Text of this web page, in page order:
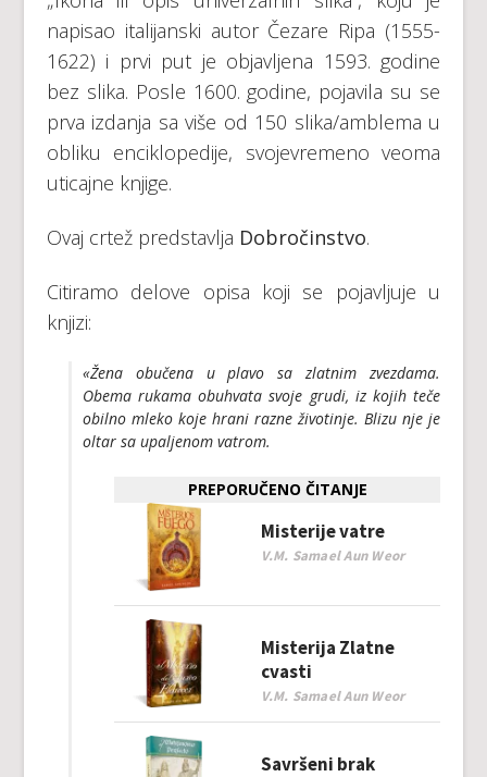
napisao italijanski autor Čezare Ripa (1555-
1622) i prvi put je objavljena 1593. godine
bez slika. Posle 1600. godine, pojavila su se
prva izdanja sa više od 150 slika/amblema u
obliku enciklopedije, svojevremeno veoma
uticajne knjige.
Ovaj crtež predstavlja Dobročinstvo.
Citiramo delove opisa koji se pojavljuje u
knjizi:
«Žena obučena u plavo sa zlatnim zvezdama.
Obema rukama obuhvata svoje grudi, iz kojih teče
obilno mleko koje hrani razne životinje. Blizu nje je
oltar sa upaljenom vatrom.
PREPORUČENO ČITANJE
Misterije vatre
V.M. Samael Aun Weor
Misterija Zlatne
cvasti
V.M. Samael Aun Weor
Savršeni brak